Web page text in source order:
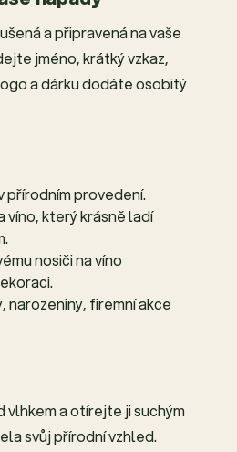
a připravená na vaše
jméno, krátký vzkaz,
a dárku dodáte osobitý
přírodním provedení.
víno, který krásně ladí
nosiči na víno
narozeniny, firemní akce
vlhkem a otírejte ji suchým
svůj přírodní vzhled.